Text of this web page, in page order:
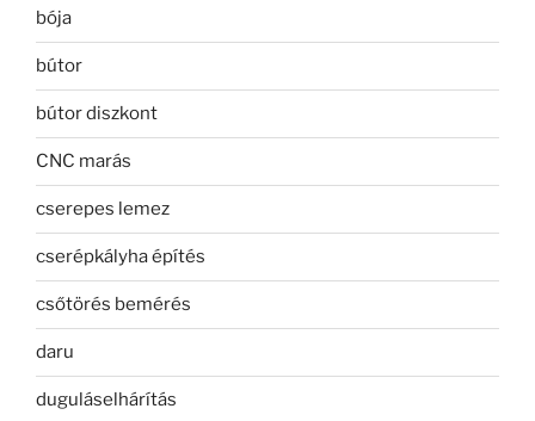
bója
bútor
bútor diszkont
CNC marás
cserepes lemez
cserépkályha építés
csőtörés bemérés
daru
duguláselhárítás